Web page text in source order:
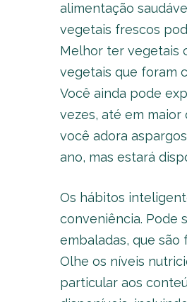
alimentação
vegetais frescos
Melhor ter vegetais
vegetais que foram
Você ainda pode
vezes, até em
você adora
ano, mas estará
Os hábitos
conveniência. Pode
embaladas, que são
Olhe os níveis
particular aos